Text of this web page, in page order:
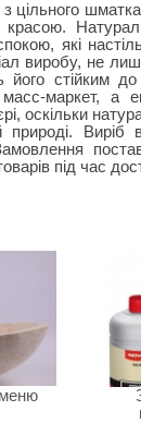
які
виробу, не
стійким
маркет, а
оскільки
Виріб
під час